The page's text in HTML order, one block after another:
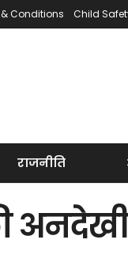
Conditions Child
राजनीति